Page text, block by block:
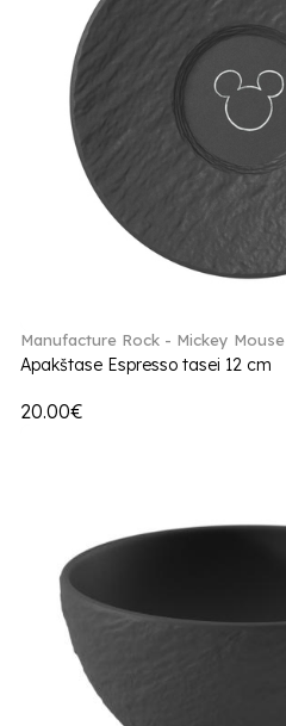
Manufacture Rock - Mickey Mouse
Apakštase Espresso tasei 12 cm
20.00€